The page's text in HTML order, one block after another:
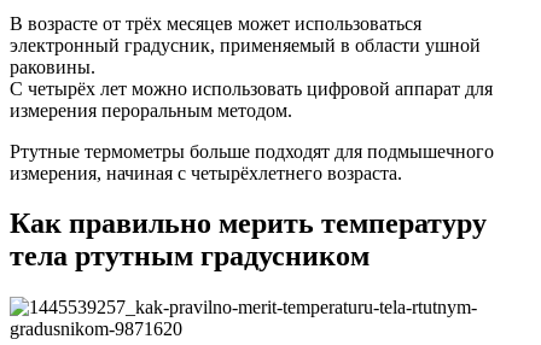
В возрасте от трёх месяцев может использоваться
электронный градусник, применяемый в области ушной
раковины.
С четырёх лет можно использовать цифровой аппарат для
измерения пероральным методом.
Ртутные термометры больше подходят для подмышечного
измерения, начиная с четырёхлетнего возраста.
Как правильно мерить температуру
тела ртутным градусником